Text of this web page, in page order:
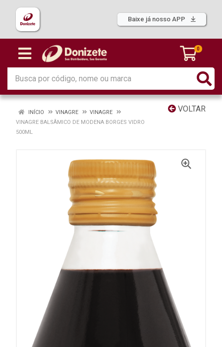
Baixe já nosso APP
0
VOLTAR
INÍCIO VINAGRE
VINAGRE
VINAGRE BALSÂMICO DE MODENA BORGES VIDRO
500ML